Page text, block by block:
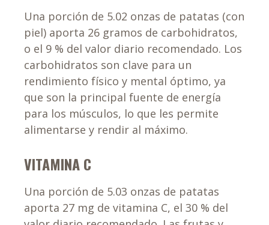
Una porción de 5.02 onzas de patatas (con
piel) aporta 26 gramos de carbohidratos,
o el 9 % del valor diario recomendado. Los
carbohidratos son clave para un
rendimiento físico y mental óptimo, ya
que son la principal fuente de energía
para los músculos, lo que les permite
alimentarse y rendir al máximo.
VITAMINA C
Una porción de 5.03 onzas de patatas
aporta 27 mg de vitamina C, el 30 % del